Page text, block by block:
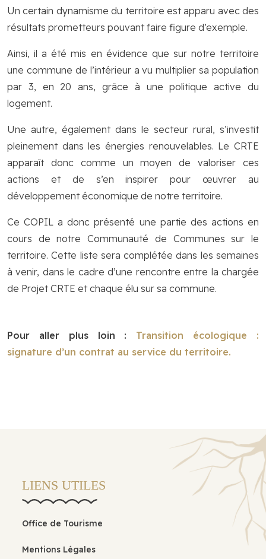
Un certain dynamisme du territoire est apparu avec des
résultats prometteurs pouvant faire figure d’exemple.
Ainsi, il a été mis en évidence que sur notre territoire
une commune de l’intérieur a vu multiplier sa population
par 3, en 20 ans, grâce à une politique active du
logement.
Une autre, également dans le secteur rural, s’investit
pleinement dans les énergies renouvelables. Le CRTE
apparaît donc comme un moyen de valoriser ces
actions et de s’en inspirer pour œuvrer au
développement économique de notre territoire.
Ce COPIL a donc présenté une partie des actions en
cours de notre Communauté de Communes sur le
territoire. Cette liste sera complétée dans les semaines
à venir, dans le cadre d’une rencontre entre la chargée
de Projet CRTE et chaque élu sur sa commune.
Pour aller plus loin : Transition écologique :
signature d’un contrat au service du territoire.
LIENS UTILES
Office de Tourisme
Mentions Légales